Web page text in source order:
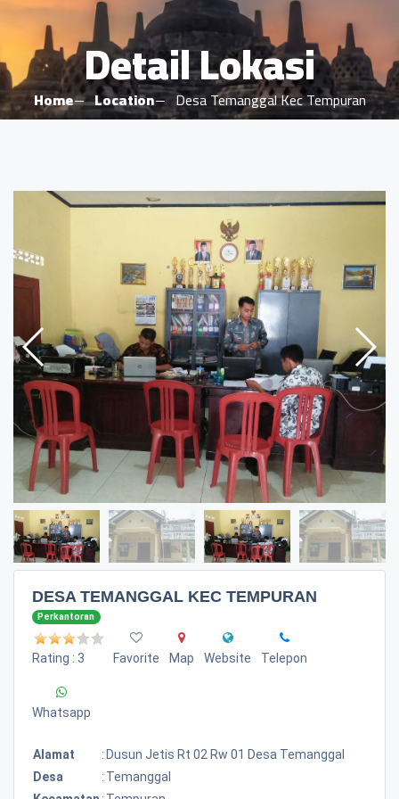
Detail Lokasi
Home Location Desa Temanggal Kec Tempuran
DESA TEMANGGAL KEC TEMPURAN
Perkantoran
Rating : 3 Favorite Map Website Telepon
Whatsapp
Alamat : Dusun Jetis Rt 02 Rw 01 Desa Temanggal
Desa
: Temanggal